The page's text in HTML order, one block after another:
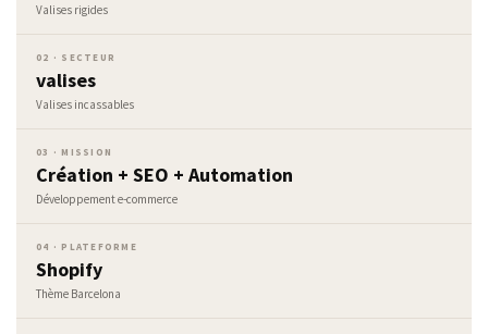
Valises rigides
02 · SECTEUR
valises
Valises incassables
03 · MISSION
Création + SEO + Automation
Développement e-commerce
04 · PLATEFORME
Shopify
Thème Barcelona